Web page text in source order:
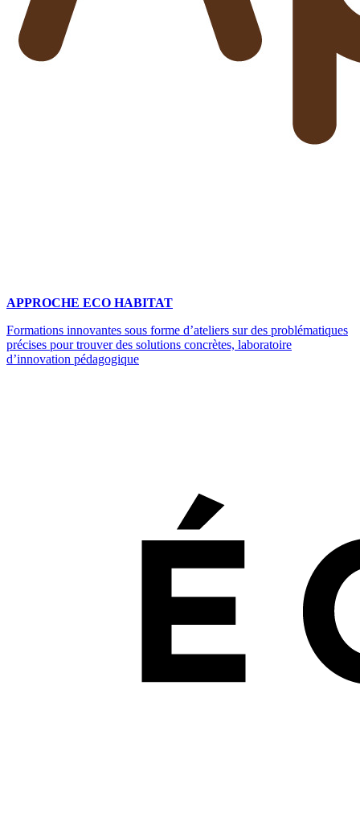
APPROCHE ECO HABITAT
Formations innovantes sous forme d’ateliers sur des problématiques
précises pour trouver des solutions concrètes, laboratoire
d’innovation pédagogique